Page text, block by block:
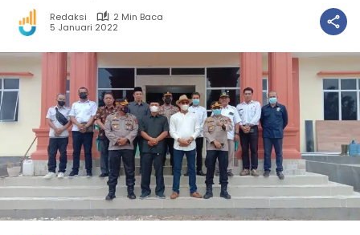
Redaksi
2 Min Baca
5 Januari 2022